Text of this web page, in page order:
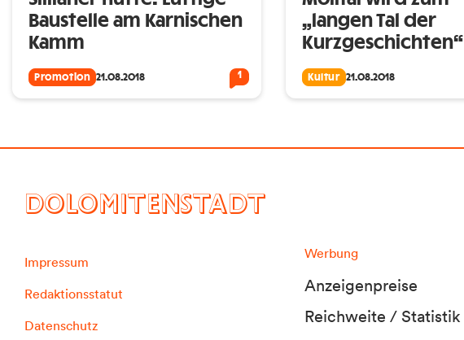
Baustelle am Karnischen
Kamm
Promotion 21.08.2018 1
„langen Tal der
Kurzgeschichten“
Kultur 21.08.2018
DOLOMITENSTADT
Impressum
Redaktionsstatut
Datenschutz
Werbung
Anzeigenpreise
Reichweite / Statistik